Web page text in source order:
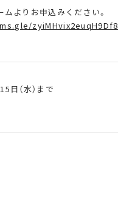
よりお申込みください。
zyiMHvix2euqH9Df8
日（水）まで